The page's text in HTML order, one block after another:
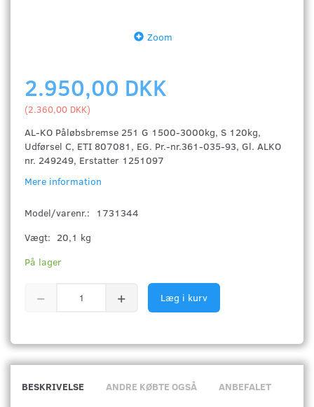
Zoom
2.950,00 DKK
(2.360,00 DKK)
AL-KO Påløbsbremse 251 G 1500-3000kg, S 120kg,
Udførsel C, ETI 807081, EG. Pr.-nr.361-035-93, Gl. ALKO
nr. 249249, Erstatter 1251097
Mere information
Model/varenr.:
1731344
Vægt: 20,1 kg
På lager
Læg i kurv
BESKRIVELSE ANDRE KØBTE OGSÅ ANBEFALET